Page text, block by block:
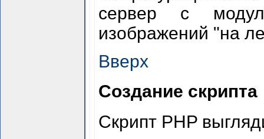
сервер с
изображений "на
Вверх
Создание скрипта
Скрипт PHP